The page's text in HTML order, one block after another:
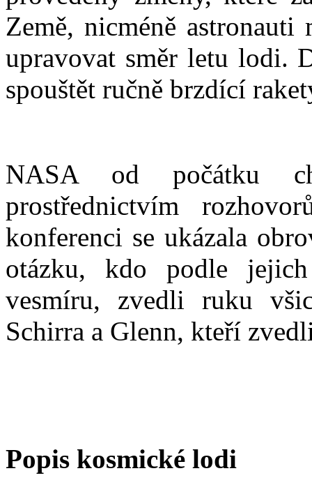
Země, nicméně
upravovat směr letu lodi.
spouštět ručně brzdící
NASA od počátku
prostřednictvím
konferenci se ukázala
otázku, kdo podle
vesmíru, zvedli ruku
Schirra a Glenn, kteří
Popis kosmické lodi